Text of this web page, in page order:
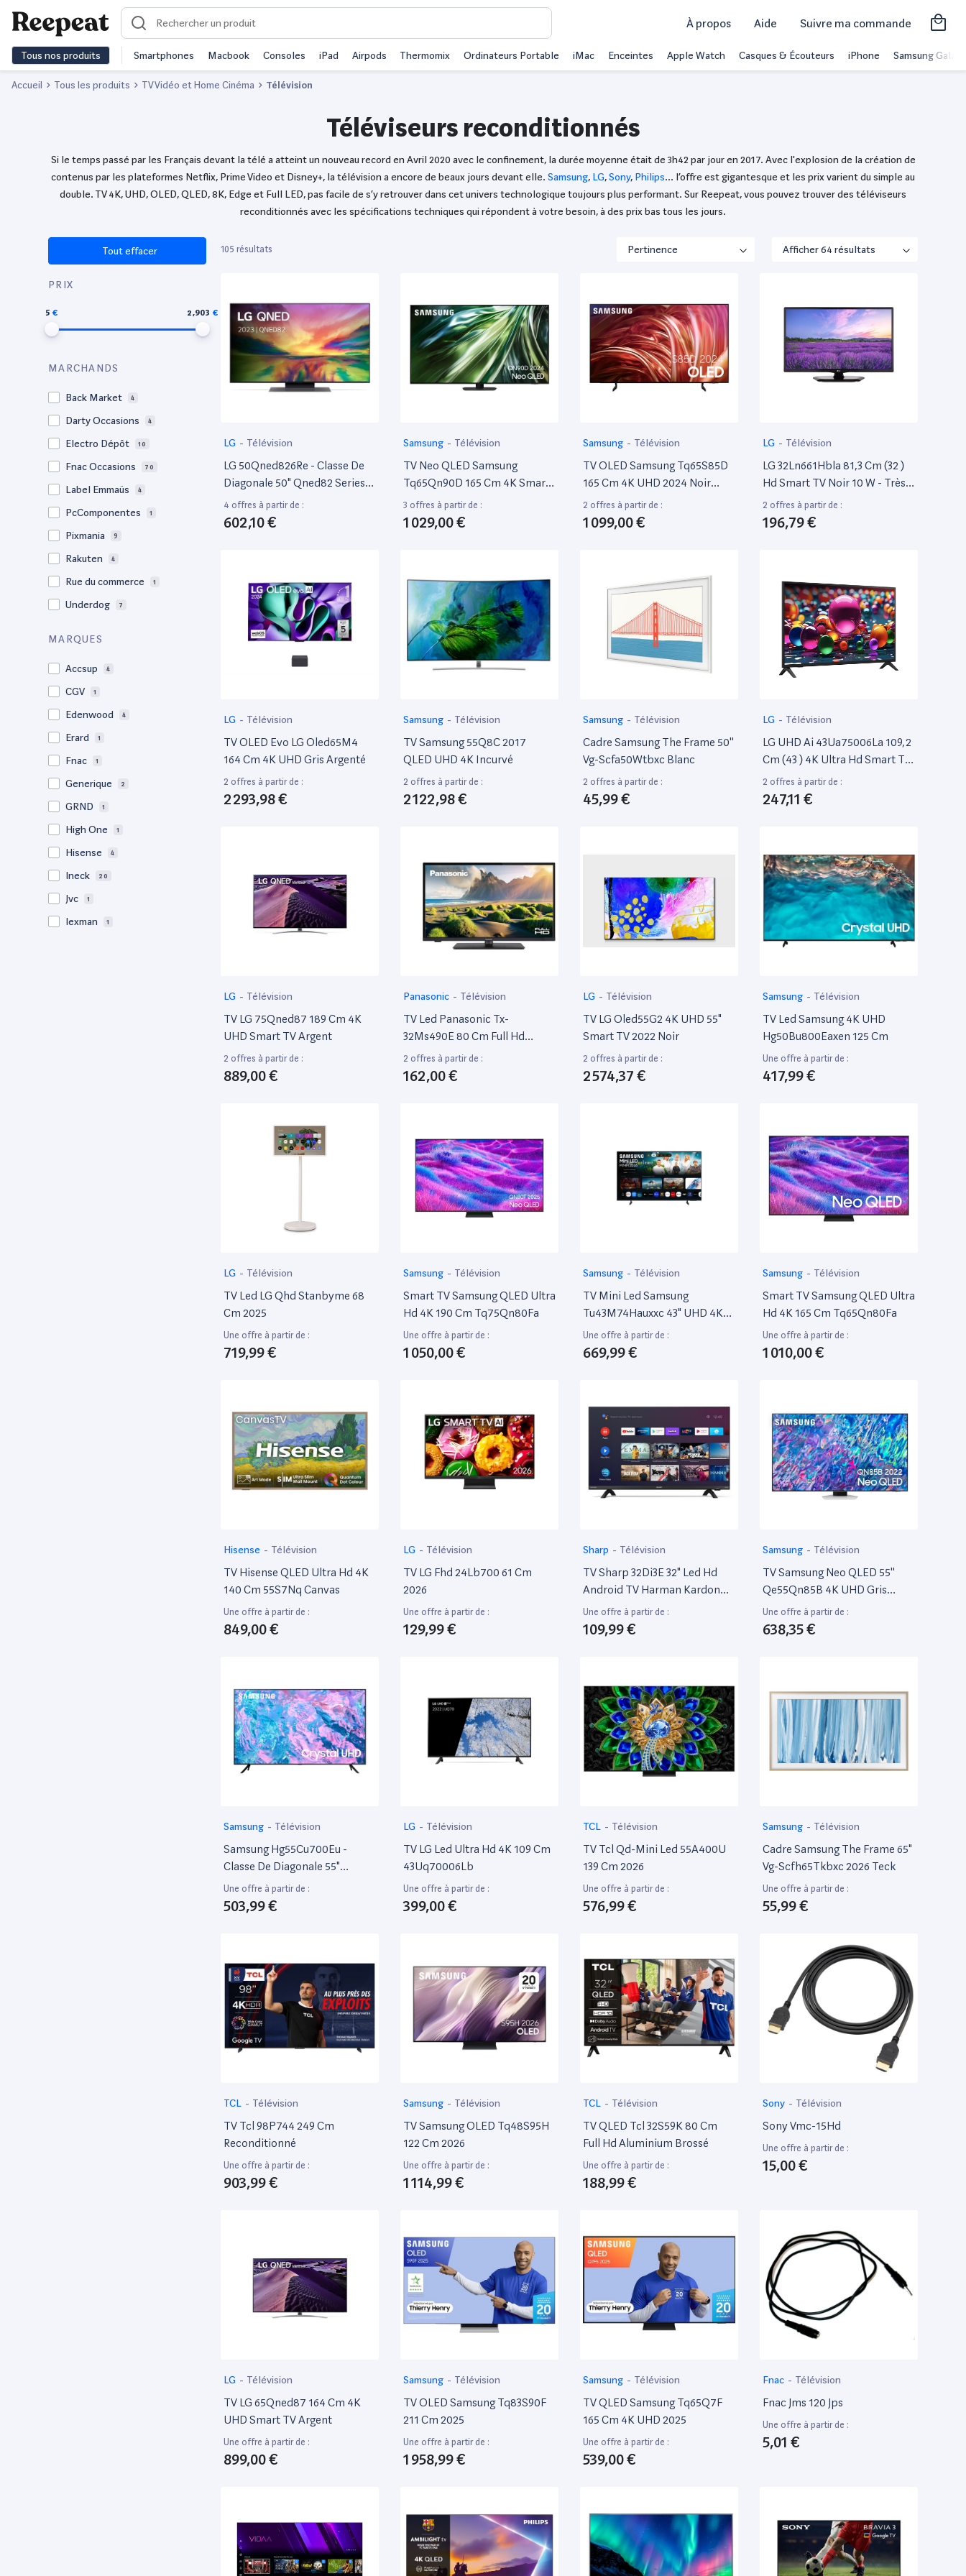
À propos Aide Suivre ma commande
Tous nos produits Smartphones Macbook Consoles iPad Airpods Thermomix Ordinateurs Portable iMac Enceintes Apple Watch Casques & Écouteurs iPhone Samsung Galaxy
Accueil Tous les produits TV Vidéo et Home Cinéma Télévision
Téléviseurs reconditionnés
Si le temps passé par les Français devant la télé a atteint un nouveau record en Avril 2020 avec le confinement, la durée moyenne était de 3h42 par jour en 2017. Avec l'explosion de la création de
contenus par les plateformes Netflix, Prime Video et Disney+, la télévision a encore de beaux jours devant elle. Samsung, LG,Sony, Philips... l’offre est gigantesque et les prix varient du simple au
double. TV 4K, UHD, OLED, QLED, 8K, Edge et Full LED, pas facile de s’y retrouver dans cet univers technologique toujours plus performant. Sur Reepeat, vous pouvez trouver des téléviseurs
reconditionnés avec les spécifications techniques qui répondent à votre besoin, à des prix bas tous les jours.
Tout effacer
PRIX
5 2,903
MARCHANDS
Back Market 4
Darty Occasions 4
Electro Dépôt 10
Fnac Occasions 70
Label Emmaüs 4
PcComponentes 1
Pixmania 9
Rakuten 4
Rue du commerce 1
Underdog 7
MARQUES
Accsup 4
CGV 1
Edenwood 4
Erard 1
Fnac 1
Generique 2
GRND 1
High One 1
Hisense 4
Ineck 20
Jvc 1
lexman 1
105 résultats
LG - Télévision
LG 50Qned826Re - Classe De
Diagonale 50" Qned82 Series
TV LCD Rétro-Éclairée Par Led
- Qned - Smart TV - Thinq Ai,
Webos - 4K UHD (2160P) 3840
Display
4 offres à partir de :
602,10 €
Samsung - Télévision
TV Neo QLED Samsung
Tq65Qn90D 165 Cm 4K Smart
TV 2024 Noir Titane
3 offres à partir de :
1 029,00 €
Samsung - Télévision
TV OLED Samsung Tq65S85D
165 Cm 4K UHD 2024 Noir
Graphite
2 offres à partir de :
1 099,00 €
LG - Télévision
LG 32Ln661Hbla 81,3 Cm (32 )
Hd Smart TV Noir 10 W - Très
Bon État
2 offres à partir de :
196,79 €
LG - Télévision
TV OLED Evo LG Oled65M4
164 Cm 4K UHD Gris Argenté
2 offres à partir de :
2 293,98 €
Samsung - Télévision
TV Samsung 55Q8C 2017
QLED UHD 4K Incurvé
2 offres à partir de :
2 122,98 €
Samsung - Télévision
Cadre Samsung The Frame 50''
Vg-Scfa50Wtbxc Blanc
2 offres à partir de :
45,99 €
LG - Télévision
LG UHD Ai 43Ua75006La 109,2
Cm (43 ) 4K Ultra Hd Smart TV
WiFi Noir
2 offres à partir de :
247,11 €
LG - Télévision
TV LG 75Qned87 189 Cm 4K
UHD Smart TV Argent
2 offres à partir de :
889,00 €
Panasonic - Télévision
TV Led Panasonic Tx-
32Ms490E 80 Cm Full Hd
Android TV Noir
2 offres à partir de :
162,00 €
LG - Télévision
TV LG Oled55G2 4K UHD 55"
Smart TV 2022 Noir
2 offres à partir de :
2 574,37 €
Samsung - Télévision
TV Led Samsung 4K UHD
Hg50Bu800Eaxen 125 Cm
Une offre à partir de :
417,99 €
LG - Télévision
TV Led LG Qhd Stanbyme 68
Cm 2025
Une offre à partir de :
719,99 €
Samsung - Télévision
Smart TV Samsung QLED Ultra
Hd 4K 190 Cm Tq75Qn80Fa
Une offre à partir de :
1 050,00 €
Samsung - Télévision
TV Mini Led Samsung
Tu43M74Hauxxc 43" UHD 4K
Gris Titane
Une offre à partir de :
669,99 €
Samsung - Télévision
Smart TV Samsung QLED Ultra
Hd 4K 165 Cm Tq65Qn80Fa
Une offre à partir de :
1 010,00 €
Hisense - Télévision
TV Hisense QLED Ultra Hd 4K
140 Cm 55S7Nq Canvas
Une offre à partir de :
849,00 €
LG - Télévision
TV LG Fhd 24Lb700 61 Cm
2026
Une offre à partir de :
129,99 €
Sharp - Télévision
TV Sharp 32Di3E 32" Led Hd
Android TV Harman Kardon
Noir
Une offre à partir de :
109,99 €
Samsung - Télévision
TV Samsung Neo QLED 55''
Qe55Qn85B 4K UHD Gris
Argent 2022
Une offre à partir de :
638,35 €
Samsung - Télévision
Samsung Hg55Cu700Eu -
Classe De Diagonale 55"
Hcu7000 Series TV LCD Rétro-
Éclairée Par Led - Crystal UHD
- Hôtel / Hospitalité - Tizen Os
Une offre à partir de :
503,99 €
LG - Télévision
TV LG Led Ultra Hd 4K 109 Cm
43Uq70006Lb
Une offre à partir de :
399,00 €
TCL - Télévision
TV Tcl Qd-Mini Led 55A400U
139 Cm 2026
Une offre à partir de :
576,99 €
Samsung - Télévision
Cadre Samsung The Frame 65"
Vg-Scfh65Tkbxc 2026 Teck
Une offre à partir de :
55,99 €
TCL - Télévision
TV Tcl 98P744 249 Cm
Reconditionné
Une offre à partir de :
903,99 €
Samsung - Télévision
TV Samsung OLED Tq48S95H
122 Cm 2026
Une offre à partir de :
1 114,99 €
TCL - Télévision
TV QLED Tcl 32S59K 80 Cm
Full Hd Aluminium Brossé
Une offre à partir de :
188,99 €
Sony - Télévision
Sony Vmc-15Hd
Une offre à partir de :
15,00 €
LG - Télévision
TV LG 65Qned87 164 Cm 4K
UHD Smart TV Argent
Une offre à partir de :
899,00 €
Samsung - Télévision
TV OLED Samsung Tq83S90F
211 Cm 2025
Une offre à partir de :
1 958,99 €
Samsung - Télévision
TV QLED Samsung Tq65Q7F
165 Cm 4K UHD 2025
Une offre à partir de :
539,00 €
Fnac - Télévision
Fnac Jms 120 Jps
Une offre à partir de :
5,01 €